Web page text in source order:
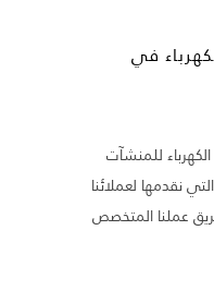
في
للمنشآت
نقدمها لعملائنا
عملنا المتخصص